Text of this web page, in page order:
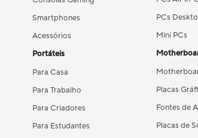
Smartphones
Acessórios
Portáteis
Para Casa
Para Trabalho
Para Criadores
Para Estudantes
PCs
Mini PCs
Placas
Fontes de
Placas de